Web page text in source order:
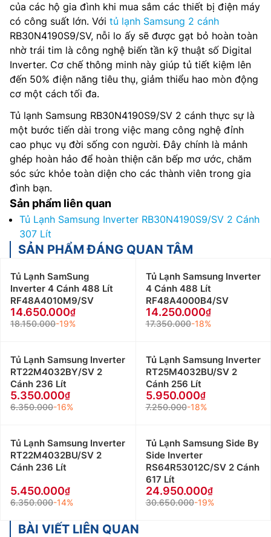
của các hộ gia đình khi mua sắm các thiết bị điện máy
có công suất lớn. Với tủ lạnh Samsung 2 cánh
RB30N4190S9/SV, nỗi lo ấy sẽ được gạt bỏ hoàn toàn
nhờ trái tim là công nghệ biến tần kỹ thuật số Digital
Inverter. Cơ chế thông minh này giúp tủ tiết kiệm lên
đến 50% điện năng tiêu thụ, giảm thiểu hao mòn động
cơ một cách tối đa.
Tủ lạnh Samsung RB30N4190S9/SV 2 cánh thực sự là
một bước tiến dài trong việc mang công nghệ đỉnh
cao phục vụ đời sống con người. Đây chính là mảnh
ghép hoàn hảo để hoàn thiện căn bếp mơ ước, chăm
sóc sức khỏe toàn diện cho các thành viên trong gia
đình bạn.
Sản phẩm liên quan
Tủ Lạnh Samsung Inverter RB30N4190S9/SV 2 Cánh
307 Lít
SẢN PHẨM ĐÁNG QUAN TÂM
Tủ Lạnh SamSung
Inverter 4 Cánh 488 Lít
RF48A4010M9/SV
14.650.000
18.150.000-19%
Tủ Lạnh Samsung Inverter
4 Cánh 488 Lít
RF48A4000B4/SV
14.250.000
17.350.000-18%
Tủ Lạnh Samsung Inverter
RT22M4032BY/SV 2
Cánh 236 Lít
5.350.000
6.350.000-16%
Tủ Lạnh Samsung Inverter
RT25M4032BU/SV 2
Cánh 256 Lít
5.950.000
7.250.000-18%
Tủ Lạnh Samsung Inverter
RT22M4032BU/SV 2
Cánh 236 Lít
5.450.000
6.350.000-14%
Tủ Lạnh Samsung Side By
Side Inverter
RS64R53012C/SV 2 Cánh
617 Lít
24.950.000
30.650.000-19%
BÀI VIẾT LIÊN QUAN